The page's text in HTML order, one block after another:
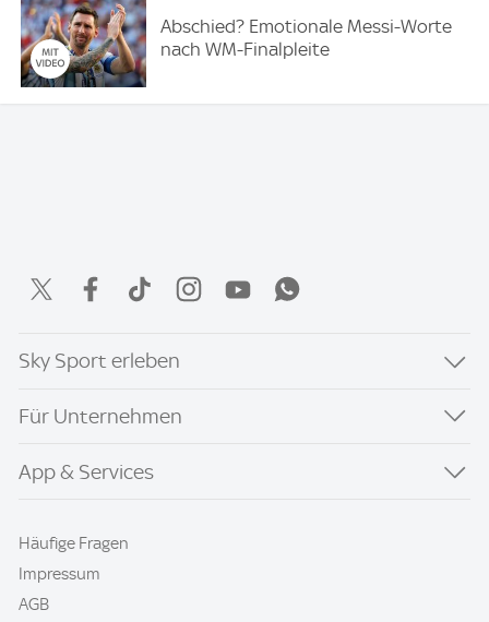
Abschied? Emotionale Messi-Worte
nach WM-Finalpleite
Sky Sport erleben
Für Unternehmen
App & Services
Häufige Fragen
Impressum
AGB